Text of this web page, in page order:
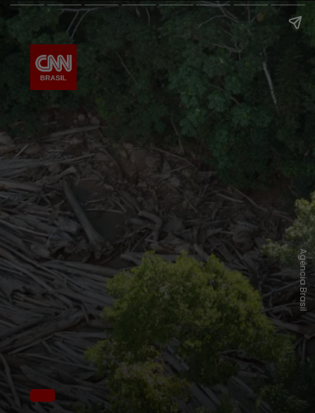
Agência Brasil